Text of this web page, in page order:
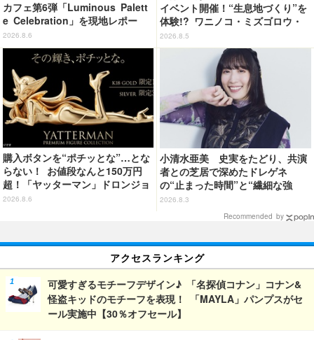
カフェ第6弾「Luminous Palett
e Celebration」を現地レポー
ト 4グループの世界観を落とし
込んだオリジナルフード＆ドリン
クに注目♪
2026.8.6
イベント開催！“生息地づくり”を
体験!? ワニノコ・ミズゴロウ・
アシマリもワクワク☆ 「ブクブ
クうみぞこの街」in横浜赤レンガ
倉庫 ～8月9日まで【レポート】
2026.8.5
購入ボタンを“ポチッとな”…とな
らない！ お値段なんと150万円
超！「ヤッターマン」ドロンジョ
様が黄金の輝きをまといミニフィ
2026.8.6
小清水亜美 史実をたどり、共演
者との芝居で深めたドレゲネ
の“止まった時間”と“繊細な強
さ” TVアニメ「天幕のジャード
ゥーガル」インタビュー（９）
2026.8.3
Recommended by
アクセスランキング
可愛すぎるモチーフデザイン♪ 「名探偵コナン」コナン&
怪盗キッドのモチーフを表現！ 「MAYLA」パンプスがセ
ール実施中【30％オフセール】